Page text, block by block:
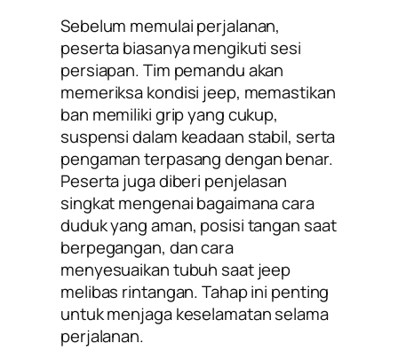
Sebelum memulai perjalanan,
peserta biasanya mengikuti sesi
persiapan. Tim pemandu akan
memeriksa kondisi jeep, memastikan
ban memiliki grip yang cukup,
suspensi dalam keadaan stabil, serta
pengaman terpasang dengan benar.
Peserta juga diberi penjelasan
singkat mengenai bagaimana cara
duduk yang aman, posisi tangan saat
berpegangan, dan cara
menyesuaikan tubuh saat jeep
melibas rintangan. Tahap ini penting
untuk menjaga keselamatan selama
perjalanan.